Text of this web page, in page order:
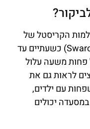
הקריסטל של
סברובסקי (Swarovski Crystal Worlds) כשעתיים עד
משעה עלול
לראות גם את
עם ילדים,
יכולים